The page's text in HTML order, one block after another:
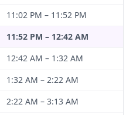
11:02 PM – 11:52 PM
11:52 PM – 12:42 AM
12:42 AM – 1:32 AM
1:32 AM – 2:22 AM
2:22 AM – 3:13 AM